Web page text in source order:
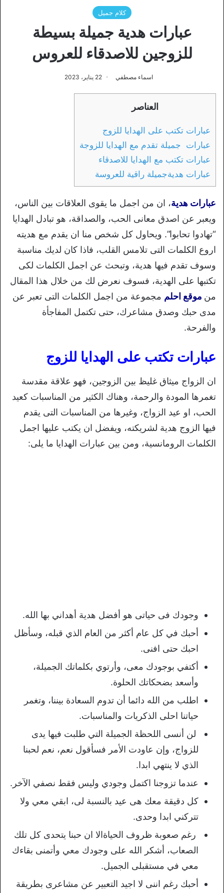
كلام جميل
عبارات هدية جميلة بسيطة
للزوجين للاصدقاء للعروس
اسماء مصطفي 22 يناير، 2023
العناصر
عبارات تكتب على الهدايا للزوج
عبارات جميلة تقدم مع الهدايا للزوجة
عبارات تكتب مع الهدايا للاصدقاء
عبارات هديةجميلة راقية للعروسة
عبارات هدية، ان من اجمل ما يقوى العلاقات بين الناس،
ويعبر عن اصدق معانى الحب، والصداقة، هو تبادل الهدايا
“تهادوا تحابوا”. ويحاول كل شخص منا ان يقدم مع هديته
اروع الكلمات التى تلامس القلب، فاذا كان لديك مناسبة
وسوف تقدم فيها هدية، وتبحث عن اجمل الكلمات لكى
تكتبها على الهدية، فسوف نعرض لك من خلال هذا المقال
من موقع احلم مجموعة من اجمل الكلمات التى تعبر عن
مدى حبك وصدق مشاعرك، حتى تكتمل المفاجأة
والفرحة.
عبارات تكتب على الهدايا للزوج
ان الزواج ميثاق غليظ بين الزوجين، فهو علاقة مقدسة
تغمرها المودة والرحمة، وهناك الكثير من المناسبات كعيد
الحب، او عيد الزواج، وغيرها من المناسبات التى يقدم
فيها الزوج هدية لشريكته، ويفضل ان يكتب عليها اجمل
الكلمات الرومانسية، ومن بين عبارات الهدايا ما يلى:
وجودك فى حياتى هو أفضل هدية أهداني بها الله.
أحبك في كل عام أكثر من العام الذي قبله، وسأظل
احبك حتى افنى.
أكتفي بوجودك معى، وأرتوي بكلماتك الجميلة،
وأسعد بضحكاتك الحلوة.
اطلب من الله دائما أن تدوم السعادة بيننا، وتغمر
حياتنا احلى الذكريات والمناسبات.
لن أنسى اللحظة الجميلة التي طلبت فيها يدى
للزواج، وإن عاودت الأمر فسأقول نعم، نعم لحبنا
الذي لا ينتهي ابدا.
عندما تزوجنا اكتمل وجودي وليس فقط نصفي الآخر.
كل دقيقة معك هى عيد بالنسبة لى، ابقي معي ولا
تتركني ابدا وحدى.
رغم صعوبة ظروف الحياةالا ان حبنا يتحدى كل تلك
الصعاب، أشكر الله على وجودك معي وأتمنى بقاءك
معي في مستقبلى الجميل.
أحبك رغم اننى لا اجيد التعبير عن مشاعرى بطريقة